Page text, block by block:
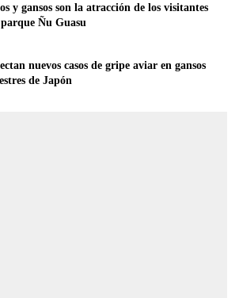
y gansos son la atracción de los visitantes
Ñu Guasu
nuevos casos de gripe aviar en gansos
de Japón